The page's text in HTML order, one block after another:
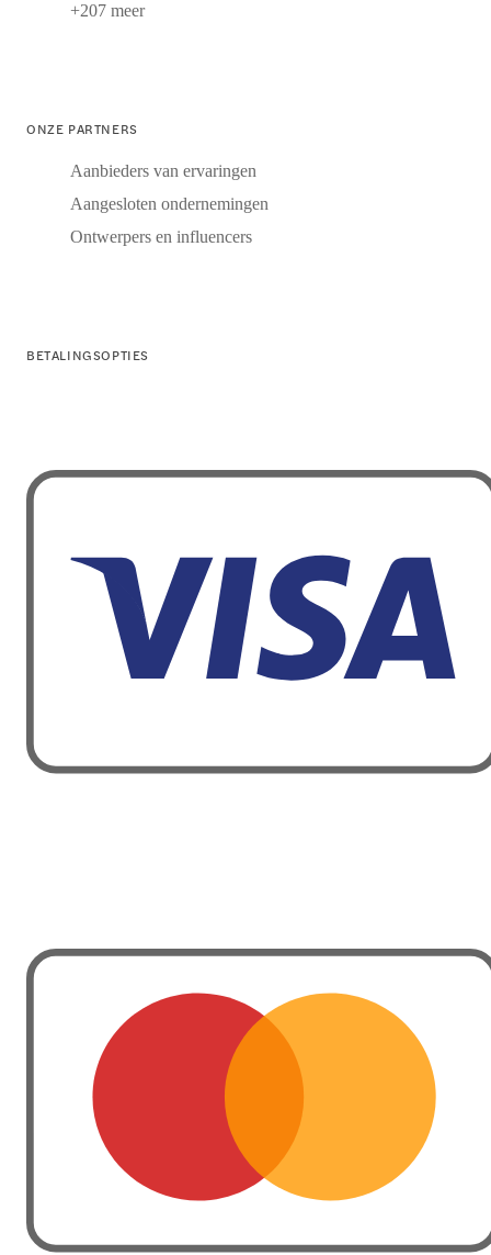
+207 meer
ONZE PARTNERS
Aanbieders van ervaringen
Aangesloten ondernemingen
Ontwerpers en influencers
BETALINGSOPTIES